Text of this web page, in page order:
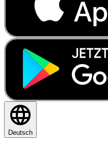
Deutsch